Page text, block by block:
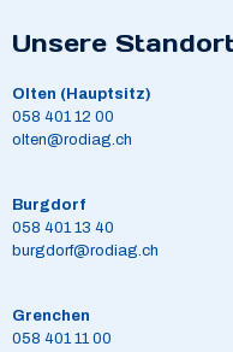
Unsere
Olten (Hauptsitz)
058 401 12 00
olten@rodiag.ch
Burgdorf
058 401 13 40
burgdorf@rodiag.ch
Grenchen
058 401 11 00